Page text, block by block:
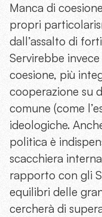
Manca di
propri
dall’assalto di
Servirebbe
coesione, più
cooperazione su
comune (come
ideologiche.
politica è
scacchiera
rapporto con gli
equilibri delle
cercherà di